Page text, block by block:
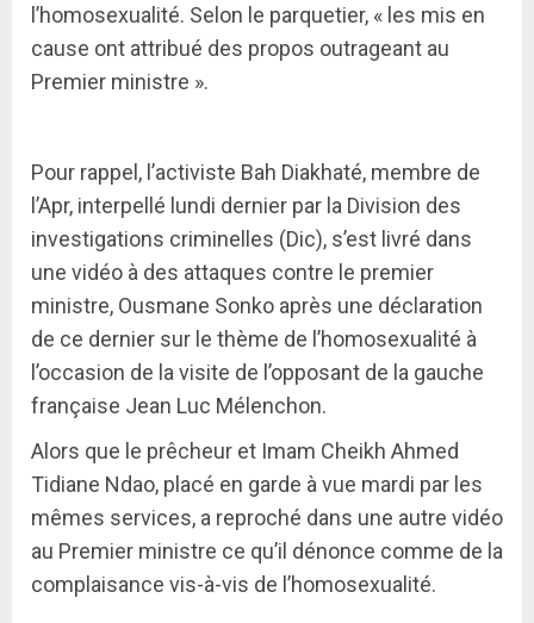
l’homosexualité. Selon le parquetier, « les mis en
cause ont attribué des propos outrageant au
Premier ministre ».
Pour rappel, l’activiste Bah Diakhaté, membre de
l’Apr, interpellé lundi dernier par la Division des
investigations criminelles (Dic), s’est livré dans
une vidéo à des attaques contre le premier
ministre, Ousmane Sonko après une déclaration
de ce dernier sur le thème de l’homosexualité à
l’occasion de la visite de l’opposant de la gauche
française Jean Luc Mélenchon.
Alors que le prêcheur et Imam Cheikh Ahmed
Tidiane Ndao, placé en garde à vue mardi par les
mêmes services, a reproché dans une autre vidéo
au Premier ministre ce qu’il dénonce comme de la
complaisance vis-à-vis de l’homosexualité.